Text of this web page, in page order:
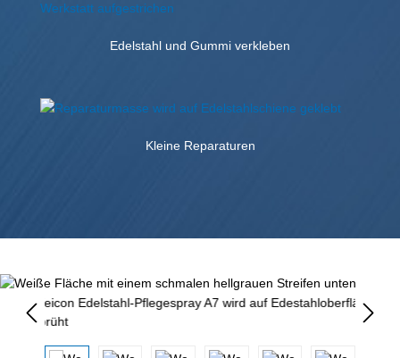
Edelstahl und Gummi verkleben
Kleine Reparaturen
Bildergalerie überspringen